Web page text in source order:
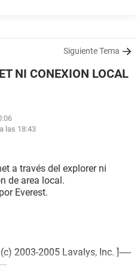
Siguiente Tema
NI CONEXION LOCAL
las 18:43
a través del explorer ni
de area local.
Everest.
2003-2005 Lavalys, Inc. ]-----